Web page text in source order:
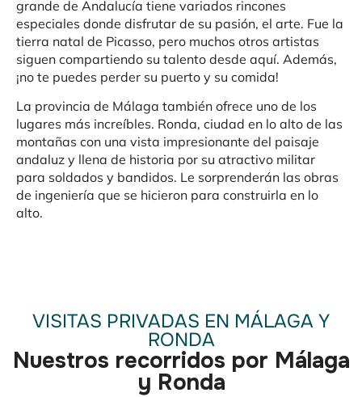
grande de Andalucía tiene variados rincones
especiales donde disfrutar de su pasión, el arte. Fue la
tierra natal de Picasso, pero muchos otros artistas
siguen compartiendo su talento desde aquí. Además,
¡no te puedes perder su puerto y su comida!
La provincia de Málaga también ofrece uno de los
lugares más increíbles. Ronda, ciudad en lo alto de las
montañas con una vista impresionante del paisaje
andaluz y llena de historia por su atractivo militar
para soldados y bandidos. Le sorprenderán las obras
de ingeniería que se hicieron para construirla en lo
alto.
VISITAS PRIVADAS EN MÁLAGA Y
RONDA
Nuestros recorridos por Málaga
y Ronda